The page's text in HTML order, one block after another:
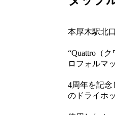
本厚木駅北
“Quattro（
ロフォルマ
4周年を記念
のドライホ